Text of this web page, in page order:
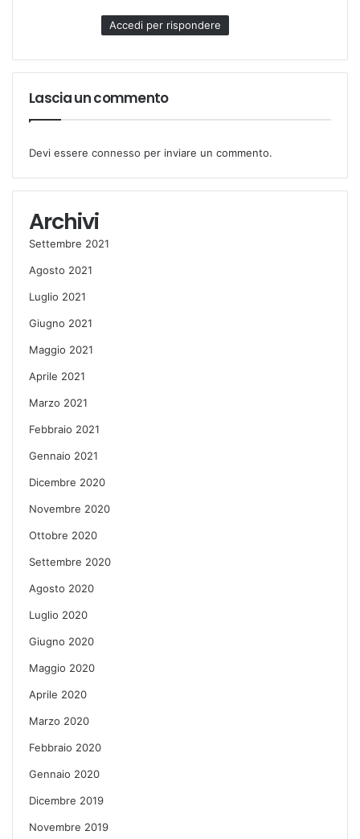
Accedi per rispondere
Lascia un commento
Devi essere connesso per inviare un commento.
Archivi
Settembre 2021
Agosto 2021
Luglio 2021
Giugno 2021
Maggio 2021
Aprile 2021
Marzo 2021
Febbraio 2021
Gennaio 2021
Dicembre 2020
Novembre 2020
Ottobre 2020
Settembre 2020
Agosto 2020
Luglio 2020
Giugno 2020
Maggio 2020
Aprile 2020
Marzo 2020
Febbraio 2020
Gennaio 2020
Dicembre 2019
Novembre 2019